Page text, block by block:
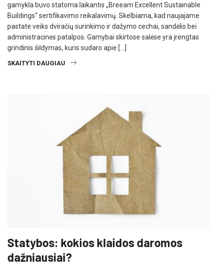
gamykla buvo statoma laikantis „Breeam Excellent Sustainable
Buildings“ sertifikavimo reikalavimų. Skelbiama, kad naujajame
pastate veiks dviračių surinkimo ir dažymo cechai, sandėlis bei
administracinės patalpos. Gamybai skirtose salėse yra įrengtas
grindinis šildymas, kuris sudaro apie […]
SKAITYTI DAUGIAU
Statybos: kokios klaidos daromos
dažniausiai?